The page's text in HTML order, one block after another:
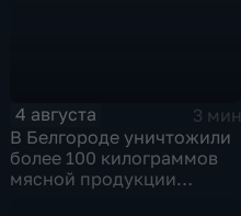
4 августа
3 мин
В Белгороде уничтожили
более 100 килограммов
мясной продукции